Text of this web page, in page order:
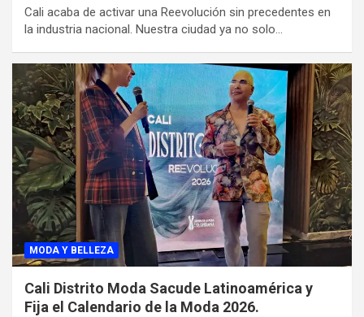
Cali acaba de activar una Reevolución sin precedentes en
la industria nacional. Nuestra ciudad ya no solo…
MODA Y BELLEZA
Cali Distrito Moda Sacude Latinoamérica y
Fija el Calendario de la Moda 2026.